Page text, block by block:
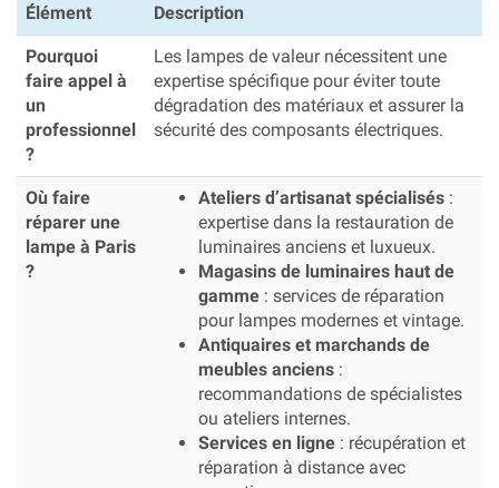
Élément Description
Pourquoi
faire appel à
un
professionnel
?
Les lampes de valeur nécessitent une
expertise spécifique pour éviter toute
dégradation des matériaux et assurer la
sécurité des composants électriques.
Où faire
réparer une
lampe à Paris
?
Ateliers d’artisanat spécialisés :
expertise dans la restauration de
luminaires anciens et luxueux.
Magasins de luminaires haut de
gamme : services de réparation
pour lampes modernes et vintage.
Antiquaires et marchands de
meubles anciens :
recommandations de spécialistes
ou ateliers internes.
Services en ligne : récupération et
réparation à distance avec